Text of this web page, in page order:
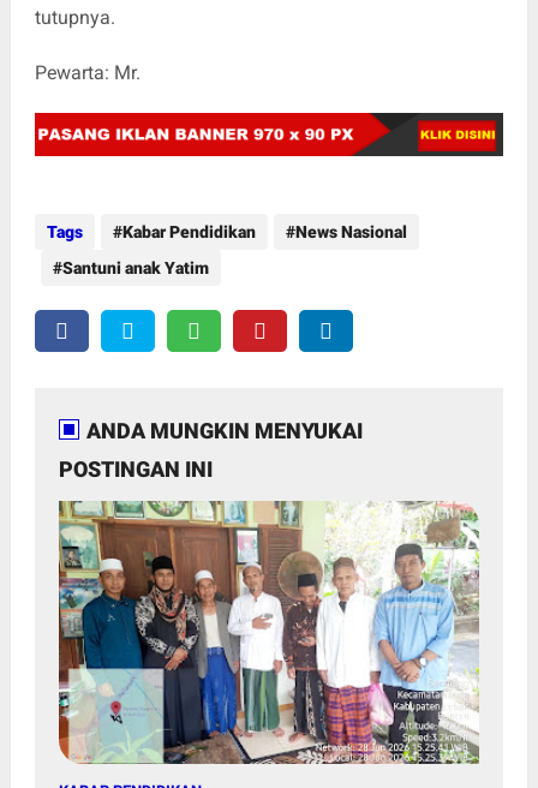
tutupnya.
Pewarta: Mr.
Tags Kabar Pendidikan
News Nasional
Santuni anak Yatim
ANDA MUNGKIN MENYUKAI
POSTINGAN INI